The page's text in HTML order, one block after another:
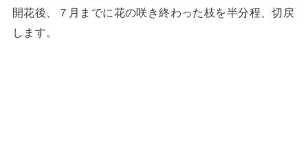
開花後、７月までに花の咲き終わった枝を半分程、切戻
します。